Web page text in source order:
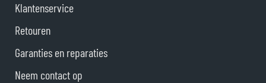
Klantenservice
Retouren
Garanties en reparaties
Neem contact op